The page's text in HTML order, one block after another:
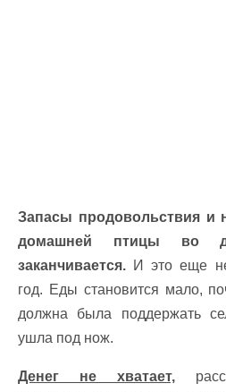
Запасы продовольствия и
домашней птицы во
заканчивается. И это еще
год. Еды становится мало,
должна была поддержать
ушла под нож.
Денег не хватает,